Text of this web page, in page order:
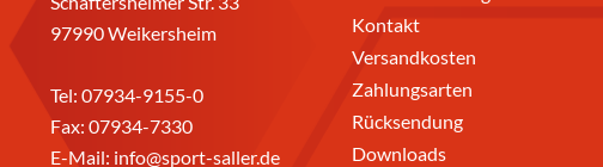
97990 Weikersheim
Tel: 07934-9155-0
Fax: 07934-7330
E-Mail: info@sport-saller.de
Kontakt
Versandkosten
Zahlungsarten
Rücksendung
Downloads